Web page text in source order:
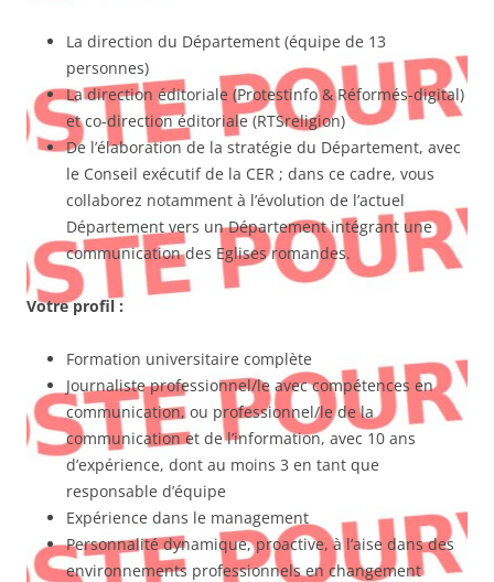
La direction du Département (équipe de 13
personnes)
La direction éditoriale (Protestinfo & Réformés-digital)
et co-direction éditoriale (RTSreligion)
De l’élaboration de la stratégie du Département, avec
le Conseil exécutif de la CER ; dans ce cadre, vous
collaborez notamment à l’évolution de l’actuel
Département vers un Département intégrant une
communication des Eglises romandes.
Votre profil :
Formation universitaire complète
Journaliste professionnel/le avec compétences en
communication, ou professionnel/le de la
communication et de l’information, avec 10 ans
d’expérience, dont au moins 3 en tant que
responsable d’équipe
Expérience dans le management
Personnalité dynamique, proactive, à l’aise dans des
environnements professionnels en changement